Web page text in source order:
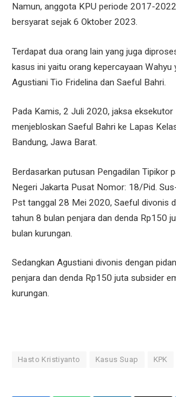
Namun, anggota KPU periode 2017-
bersyarat sejak 6 Oktober 2023.
Terdapat dua orang lain yang juga
kasus ini yaitu orang kepercayaan Wahyu
Agustiani Tio Fridelina dan Saeful Bahri.
Pada Kamis, 2 Juli 2020, jaksa eksekutor
menjebloskan Saeful Bahri ke Lapas
Bandung, Jawa Barat.
Berdasarkan putusan Pengadilan Tipikor
Negeri Jakarta Pusat Nomor: 18/Pid.
Pst tanggal 28 Mei 2020, Saeful divonis
tahun 8 bulan penjara dan denda Rp150
bulan kurungan.
Sedangkan Agustiani divonis dengan
penjara dan denda Rp150 juta subsider
kurungan.
Hasto Kristiyanto Kasus Suap KPK